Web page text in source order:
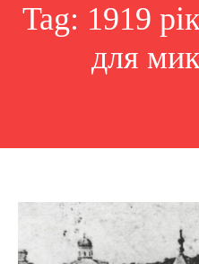
Tag: 1919
для